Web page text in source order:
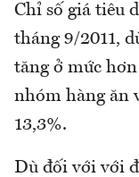
Chỉ số giá tiêu
tháng 9/2011,
tăng ở mức
nhóm hàng ăn
13,3%.
Dù đối với với